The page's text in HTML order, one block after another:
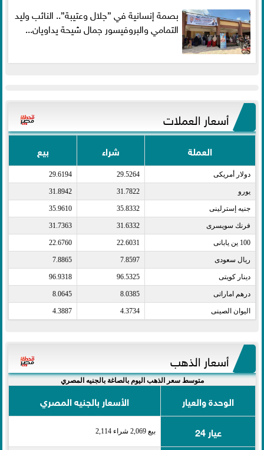
بصمة إنسانية في ”جلال وعتيبة”.. النائب وليد
التمامي والبروفيسور جمال شيحة يداويان...
أسعار العملات
العملة شراء بيع
دولار أمريكى​ 29.5264
29.6194
يورو​ 31.7822
31.8942
جنيه إسترلينى​ 35.8332
35.9610
فرنك سويسرى​ 31.6332
31.7363
100 ين يابانى​ 22.6031
22.6760
ريال سعودى​ 7.8597
7.8865
دينار كويتى​ 96.5325
96.9318
درهم اماراتى​ 8.0385
8.0645
اليوان الصينى​ 4.3734
4.3887
أسعار الذهب
متوسط سعر الذهب اليوم بالصاغة بالجنيه المصري
الوحدة والعيار
الأسعار بالجنيه المصري
عيار 24
بيع 2,069 شراء 2,114